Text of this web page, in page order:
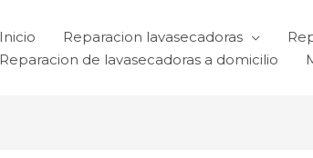
Inicio Reparacion lavasecadoras
Reparacion de lavasecadoras a domicilio